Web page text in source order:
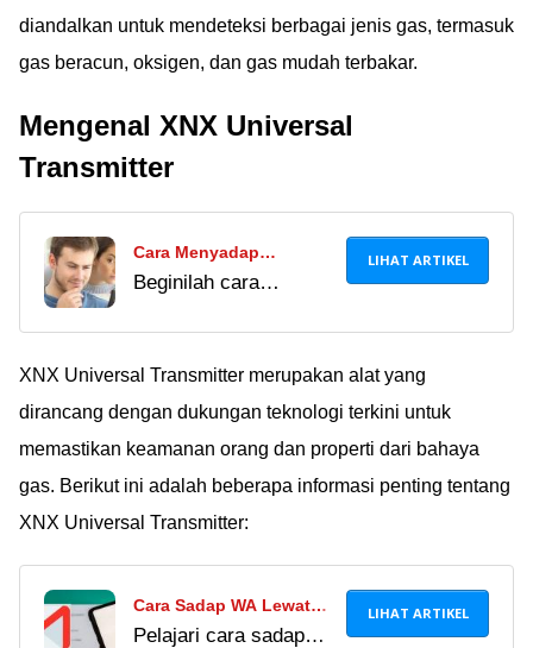
diandalkan untuk mendeteksi berbagai jenis gas, termasuk
gas beracun, oksigen, dan gas mudah terbakar.
Mengenal XNX Universal
Transmitter
Cara Menyadap
Panggilan Telepon
Beginilah cara
aplikasi Automatic Call
Recorder,
TheTruthSpy, dan
LIHAT ARTIKEL
XNX Universal Transmitter merupakan alat yang
dirancang dengan dukungan teknologi terkini untuk
memastikan keamanan orang dan properti dari bahaya
gas. Berikut ini adalah beberapa informasi penting tentang
XNX Universal Transmitter:
Cara Sadap WA Lewat
Email Terlengkap 2024,
Pelajari cara sadap
LIHAT ARTIKEL